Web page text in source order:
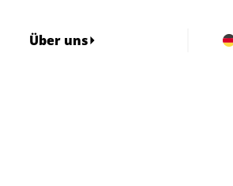
Über uns